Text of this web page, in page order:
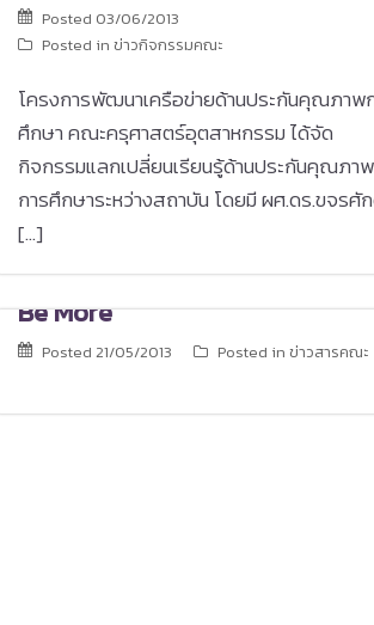
Posted 03/06/2013
Posted in ข่าวกิจกรรมคณะ
โครงการพัฒนาเครือข่ายด้านประกันคุณภาพ
ศึกษา คณะครุศาสตร์อุตสาหกรรม ได้จัด
กิจกรรมแลกเปลี่ยนเรียนรู้ด้านประกันคุณภาพ
การศึกษาระหว่างสถาบัน โดยมี ผศ.ดร.ขจรศั
[…]
Be More
Posted 21/05/2013 Posted in ข่าวสารคณะ